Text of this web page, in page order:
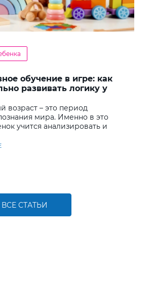
обучение в игре: как
развивать логику у
возраст – это период
мира. Именно в это
учится анализировать и
СТАТЬИ